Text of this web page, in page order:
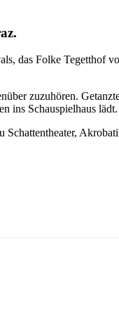
das Folke
zuzuhören.
ins Schauspielhaus lädt.